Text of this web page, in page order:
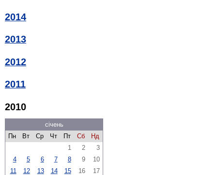
2014
2013
2012
2011
2010
січень
Пн
Вт Ср Чт Пт Сб
Нд
1
2
3
4
5 6 7 8 9
10
11
12 13 14 15 16
17